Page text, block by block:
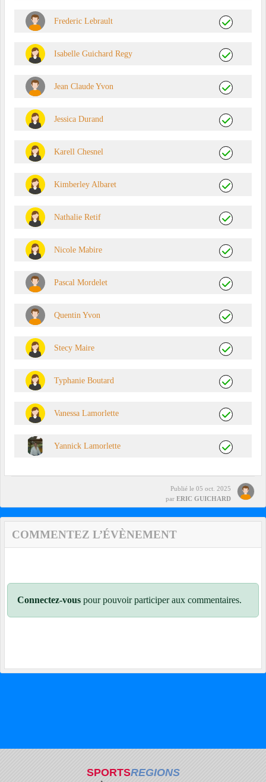
Frederic Lebrault
Isabelle Guichard Regy
Jean Claude Yvon
Jessica Durand
Karell Chesnel
Kimberley Albaret
Nathalie Retif
Nicole Mabire
Pascal Mordelet
Quentin Yvon
Stecy Maire
Typhanie Boutard
Vanessa Lamorlette
Yannick Lamorlette
Publié le 05 oct. 2025
par ERIC GUICHARD
COMMENTEZ L’ÉVÈNEMENT
Connectez-vous pour pouvoir participer aux commentaires.
SPORTSREGIONS